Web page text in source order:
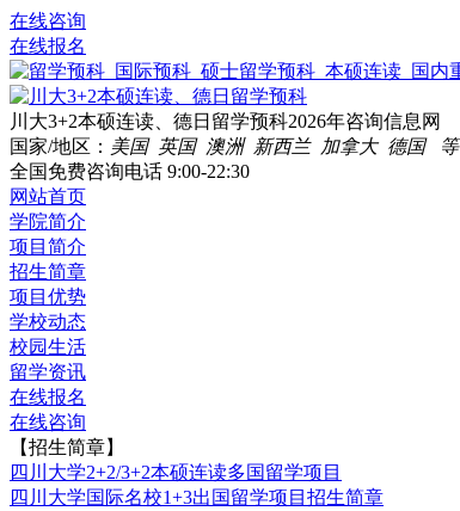
在线咨询
在线报名
川大3+2本硕连读、德日留学预科2026年咨询信息网
国家/地区： 美国 英国 澳洲 新西兰 加拿大 德国 等
全国免费咨询电话 9:00-22:30
网站首页
学院简介
项目简介
招生简章
项目优势
学校动态
校园生活
留学资讯
在线报名
在线咨询
【招生简章】
四川大学2+2/3+2本硕连读多国留学项目
四川大学国际名校1+3出国留学项目招生简章